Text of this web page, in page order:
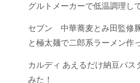
グルトメーカーで低温調理し
セブン 中華蕎麦とみ田監修
と極太麺で二郎系ラーメン作
カルディ あえるだけ納豆パス
みた！